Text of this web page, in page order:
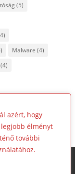
azért, hogy
élményt
további
(5)
Malware (4)